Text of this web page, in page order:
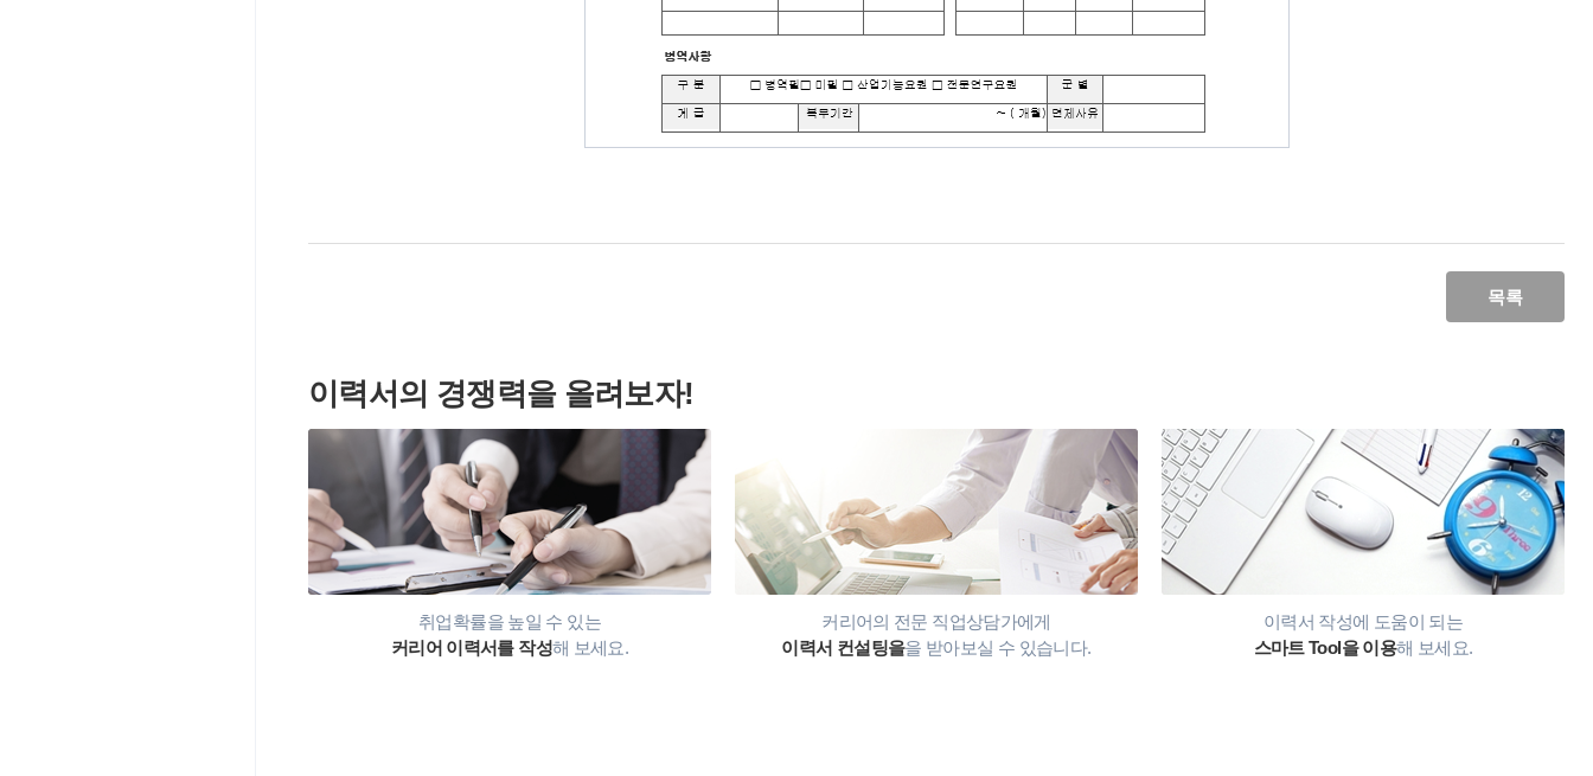
목록
이력서의 경쟁력을 올려보자!
취업확률을 높일 수 있는
커리어 이력서를 작성해 보세요.
커리어의 전문 직업상담가에게
이력서 컨설팅을을 받아보실 수 있습니다.
이력서 작성에 도움이 되는
스마트 Tool을 이용해 보세요.